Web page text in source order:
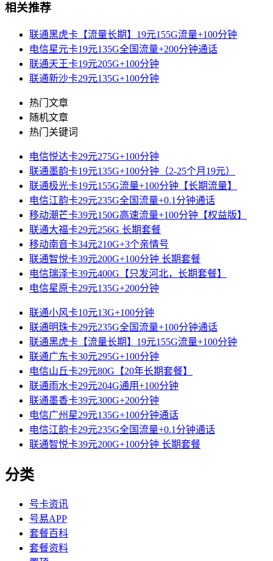
相关推荐
联通黑虎卡【流量长期】19元155G流量+100分钟
电信星元卡19元135G全国流量+200分钟通话
联通天王卡19元205G+100分钟
联通新沙卡29元135G+100分钟
热门文章
随机文章
热门关键词
电信悦达卡29元275G+100分钟
联通墨韵卡19元135G+100分钟（2-25个月19元）
联通极光卡19元155G流量+100分钟【长期流量】
电信江韵卡29元235G全国流量+0.1分钟通话
移动潮芒卡39元150G高速流量+100分钟【权益版】
联通大福卡29元256G 长期套餐
移动南音卡34元210G+3个亲情号
联通智悦卡39元200G+100分钟 长期套餐
电信瑞泽卡39元400G【只发河北，长期套餐】
电信星原卡29元135G+200分钟
联通小风卡10元13G+100分钟
联通明珠卡29元235G全国流量+100分钟通话
联通黑虎卡【流量长期】19元155G流量+100分钟
联通广东卡30元295G+100分钟
电信山丘卡29元80G【20年长期套餐】
联通雨水卡29元204G通用+100分钟
联通墨香卡39元300G+200分钟
电信广州星29元135G+100分钟通话
电信江韵卡29元235G全国流量+0.1分钟通话
联通智悦卡39元200G+100分钟 长期套餐
分类
号卡资讯
号易APP
套餐百科
套餐资料